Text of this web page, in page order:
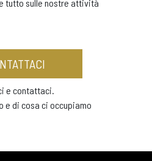
tutto sulle nostre attività
e contattaci.
e di cosa ci occupiamo